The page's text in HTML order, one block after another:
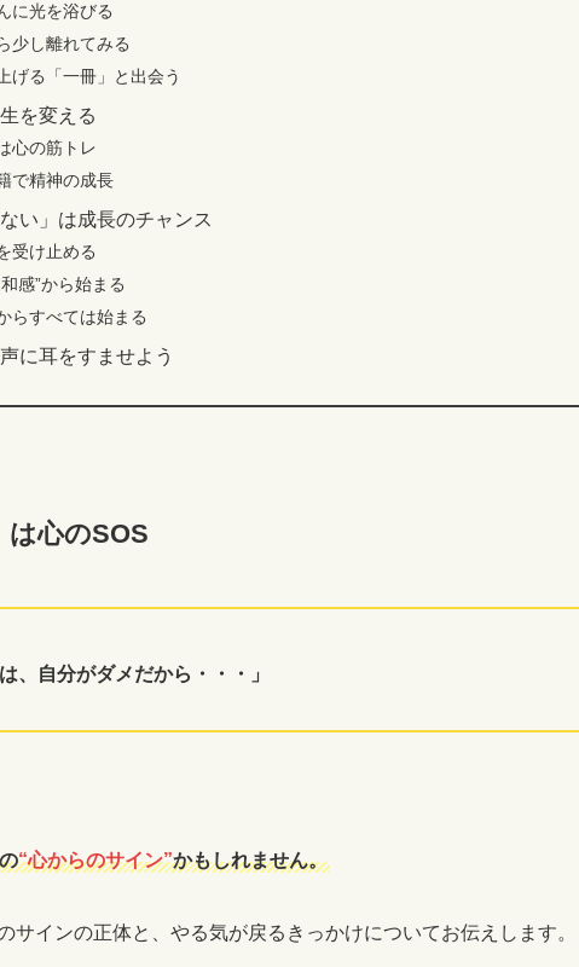
に光を浴びる
少し離れてみる
げる「一冊」と出会う
を変える
心の筋トレ
で精神の成長
い」は成長のチャンス
受け止める
感”から始まる
らすべては始まる
に耳をすませよう
は心のSOS
、自分がダメだから・・・」
“心からのサイン”かもしれません。
サインの正体と、やる気が戻るきっかけについてお伝えします。